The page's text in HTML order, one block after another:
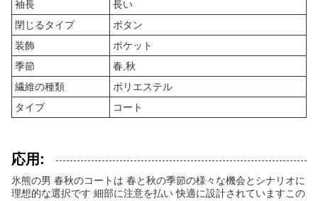
袖長
長い
閉じるタイプ
ボタン
装飾
ポケット
季節
春,秋
繊維の種類
ポリエステル
タイプ
コート
応用:
氷熊の男 春秋のコートは 春と秋の季節の様々な機会とシナリオに
理想的な選択です 細部に注意を払い 快適に設計されていますこの